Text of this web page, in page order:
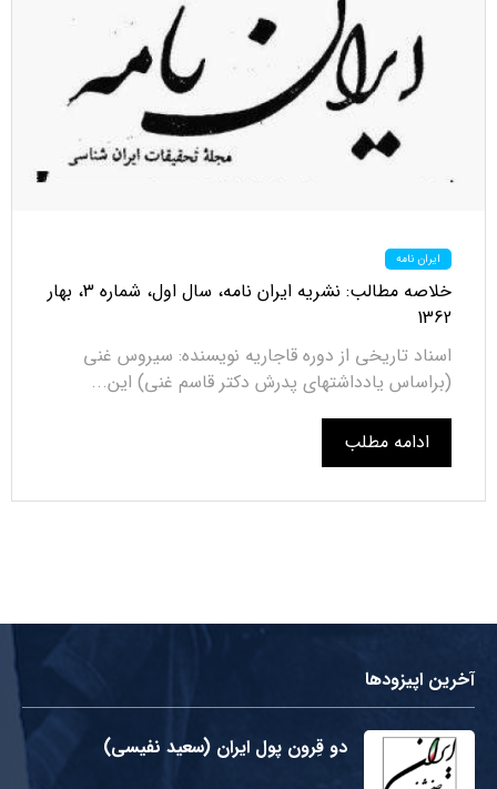
ایران نامه
خلاصه مطالب: نشریه ایران نامه، سال اول، شماره 3، بهار
1362
اسناد تاریخی از دوره قاجاریه نویسنده: سیروس غنی
(براساس یادداشتهای پدرش دکتر قاسم غنی) این...
ادامه مطلب
آخرین اپیزودها
دو قِرون پول ایران (سعید نفیسی)